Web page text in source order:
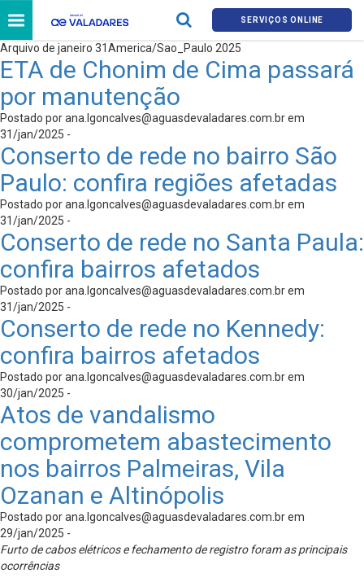
SERVIÇOS ONLINE
Arquivo de janeiro 31America/Sao_Paulo 2025
ETA de Chonim de Cima passará
por manutenção
Postado porana.lgoncalves@aguasdevaladares.com.brem
31/jan/2025 -
Conserto de rede no bairro São
Paulo: confira regiões afetadas
Postado porana.lgoncalves@aguasdevaladares.com.brem
31/jan/2025 -
Conserto de rede no Santa Paula:
confira bairros afetados
Postado porana.lgoncalves@aguasdevaladares.com.brem
31/jan/2025 -
Conserto de rede no Kennedy:
confira bairros afetados
Postado porana.lgoncalves@aguasdevaladares.com.brem
30/jan/2025 -
Atos de vandalismo
comprometem abastecimento
nos bairros Palmeiras, Vila
Ozanan e Altinópolis
Postado porana.lgoncalves@aguasdevaladares.com.brem
29/jan/2025 -
Furto de cabos elétricos e fechamento de registro foram as principais
ocorrências